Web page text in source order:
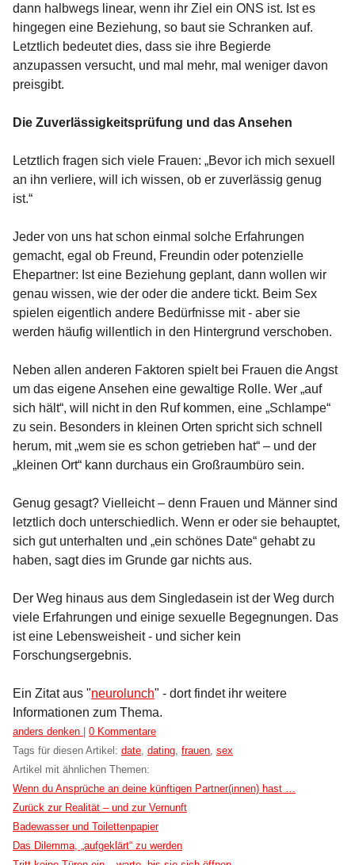
dann halbwegs linear, wenn ihr Ziel ein ONS ist. Ist es
hingegen eine Beziehung, so baut sie Schranken auf.
Letztlich bedeutet dies, dass sie ihre Begierde
anzupassen versucht, und mal mehr, mal weniger davon
preisgibt.
Die Zuverlässigkeitsprüfung und das Ansehen
Letztlich fragen sich viele Frauen: „Bevor ich mich sexuell
an ihn verliere, will ich wissen, ob er zuverlässig genug
ist.“
Jeder von uns hat schon einmal solche Erfahrungen
gemacht, egal ob Freund, Freundin oder potenzielle
Ehepartner: Ist eine Beziehung geplant, dann wollen wir
genau wissen, wie der oder die andere tickt. Beim Sex
spielen eigentlich andere Bedürfnisse mit - aber sie
werden häufig willentlich in den Hintergrund verschoben.
Neben allen anderen Faktoren spielt bei Frauen die Angst
um das eigene Ansehen eine gewaltige Rolle. Wer „auf
sich hält“, will nicht in den Ruf kommen, eine „Schlampe“
zu sein. Besonders in kleinen Orten spricht sich schnell
herum, mit „wem sie es schon getrieben hat“ – und der
„kleinen Ort“ kann durchaus ein Großraumbüro sein.
Genug gesagt? Vielleicht – denn Frauen und Männer sind
letztlich doch unterschiedlich. Wenn er oder sie behauptet,
sich gut unterhalten und „ein schönes Date“ gehabt zu
haben, sagt dies im Grunde gar nichts aus.
Der Weg hinaus aus dem Singledasein ist der Weg durch
viele Erfahrungen und einige sexuelle Begegnungen. Das
ist eine Lebensweisheit - und sicher kein
Forschungsergebnis.
Ein Zitat aus "neurolunch" - dort findet ihr weitere
Informationen zum Thema.
Kategorien:
anders denken | 0 Kommentare
Tags für diesen Artikel: date dating frauen sex
Artikel mit ähnlichen Themen:
Wenn du Ansprüche an deine künftigen Partner(innen) hast …
Zurück zur Realität – und zur Vernunft
Badewasser und Toilettenpapier
Das Dilemma, „aufgeklärt“ zu werden